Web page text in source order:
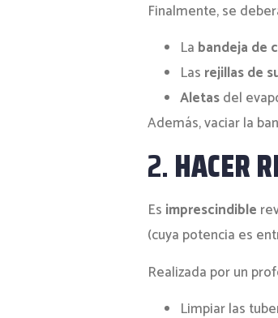
Finalmente, se
La bandeja de
Las rejillas de
Aletasdel
Además, vaciar la
2.HACER
Es imprescindible
(cuya potencia es
Realizada por un
Limpiar las